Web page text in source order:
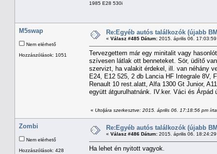
1985 E28 530i
M5swap
Nem elérhető
Hozzászólások: 1051
Re:Egyéb autós találkozók (újabb
« Válasz #485 Dátum: 2015. április 06.
Tervezgettem már egy minitalit vagy
szívesen látlak ott benneteket. Sör, üdítő
szervizt, ha valakit érdekel, ill. van néhány
E24, E12 525, 2 db Lancia HF Integrale 8V,
Renault 10 rest.alatt, Alfa 1300 Gt Junior,
együtt átgurulhatnánk. IV.ker. Váci és
« Utoljára szerkesztve: 2015. április 06. 17:18:56 pm
Zombi
Nem elérhető
Hozzászólások: 428
Re:Egyéb autós találkozók (újabb
« Válasz #486 Dátum: 2015. április 06.
Ha lehet én nyitott vagyok.